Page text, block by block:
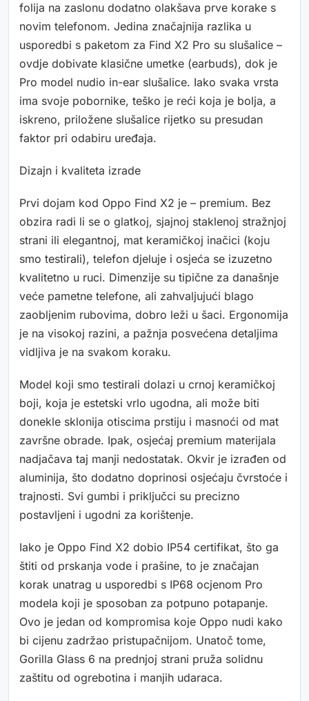
folija na zaslonu dodatno olakšava prve korake s
novim telefonom. Jedina značajnija razlika u
usporedbi s paketom za Find X2 Pro su slušalice –
ovdje dobivate klasične umetke (earbuds), dok je
Pro model nudio in-ear slušalice. Iako svaka vrsta
ima svoje pobornike, teško je reći koja je bolja, a
iskreno, priložene slušalice rijetko su presudan
faktor pri odabiru uređaja.
Dizajn i kvaliteta izrade
Prvi dojam kod Oppo Find X2 je – premium. Bez
obzira radi li se o glatkoj, sjajnoj staklenoj stražnjoj
strani ili elegantnoj, mat keramičkoj inačici (koju
smo testirali), telefon djeluje i osjeća se izuzetno
kvalitetno u ruci. Dimenzije su tipične za današnje
veće pametne telefone, ali zahvaljujući blago
zaobljenim rubovima, dobro leži u šaci. Ergonomija
je na visokoj razini, a pažnja posvećena detaljima
vidljiva je na svakom koraku.
Model koji smo testirali dolazi u crnoj keramičkoj
boji, koja je estetski vrlo ugodna, ali može biti
donekle sklonija otiscima prstiju i masnoći od mat
završne obrade. Ipak, osjećaj premium materijala
nadjačava taj manji nedostatak. Okvir je izrađen od
aluminija, što dodatno doprinosi osjećaju čvrstoće i
trajnosti. Svi gumbi i priključci su precizno
postavljeni i ugodni za korištenje.
Iako je Oppo Find X2 dobio IP54 certifikat, što ga
štiti od prskanja vode i prašine, to je značajan
korak unatrag u usporedbi s IP68 ocjenom Pro
modela koji je sposoban za potpuno potapanje.
Ovo je jedan od kompromisa koje Oppo nudi kako
bi cijenu zadržao pristupačnijom. Unatoč tome,
Gorilla Glass 6 na prednjoj strani pruža solidnu
zaštitu od ogrebotina i manjih udaraca.